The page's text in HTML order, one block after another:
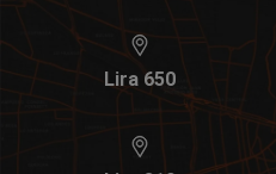
Lira 650